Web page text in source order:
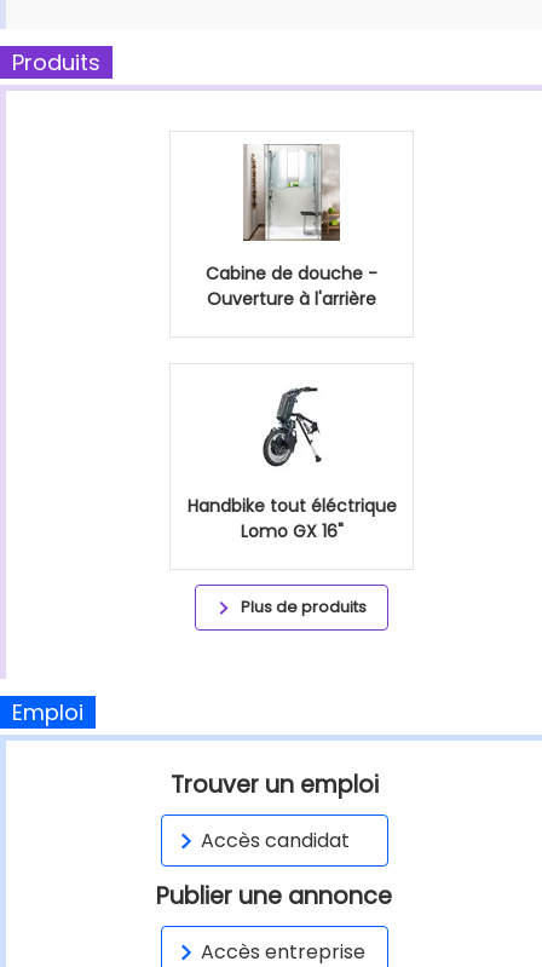
Produits
Cabine de douche -
Ouverture à l'arrière
Handbike tout éléctrique
Lomo GX 16"
Plus de produits
Emploi
Trouver un emploi
Accès candidat
Publier une annonce
Accès entreprise